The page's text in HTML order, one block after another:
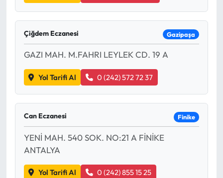
Çiğdem Eczanesi Gazipaşa
GAZI MAH. M.FAHRI LEYLEK CD. 19 A
Yol Tarifi Al 0 (242) 572 72 37
Can Eczanesi Finike
YENİ MAH. 540 SOK. NO:21 A FİNİKE
ANTALYA
Yol Tarifi Al 0 (242) 855 15 25